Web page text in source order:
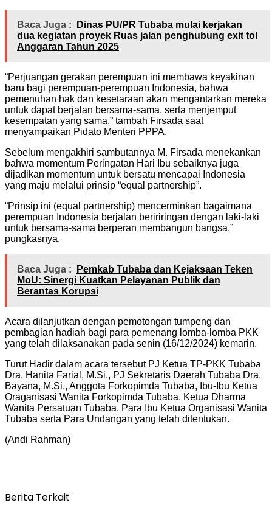
Baca Juga :
Dinas PU/PR Tubaba mulai kerjakan
dua kegiatan proyek Ruas jalan penghubung exit tol
Anggaran Tahun 2025
“Perjuangan gerakan perempuan ini membawa keyakinan
baru bagi perempuan-perempuan Indonesia, bahwa
pemenuhan hak dan kesetaraan akan mengantarkan mereka
untuk dapat berjalan bersama-sama, serta menjemput
kesempatan yang sama,” tambah Firsada saat
menyampaikan Pidato Menteri PPPA.
Sebelum mengakhiri sambutannya M. Firsada menekankan
bahwa momentum Peringatan Hari Ibu sebaiknya juga
dijadikan momentum untuk bersatu mencapai Indonesia
yang maju melalui prinsip “equal partnership”.
“Prinsip ini (equal partnership) mencerminkan bagaimana
perempuan Indonesia berjalan beririringan dengan laki-laki
untuk bersama-sama berperan membangun bangsa,”
pungkasnya.
Baca Juga :
Pemkab Tubaba dan Kejaksaan Teken
MoU: Sinergi Kuatkan Pelayanan Publik dan
Berantas Korupsi
Acara dilanjutkan dengan pemotongan tumpeng dan
pembagian hadiah bagi para pemenang lomba-lomba PKK
yang telah dilaksanakan pada senin (16/12/2024) kemarin.
Turut Hadir dalam acara tersebut PJ Ketua TP-PKK Tubaba
Dra. Hanita Farial, M.Si., PJ Sekretaris Daerah Tubaba Dra.
Bayana, M.Si., Anggota Forkopimda Tubaba, Ibu-Ibu Ketua
Oraganisasi Wanita Forkopimda Tubaba, Ketua Dharma
Wanita Persatuan Tubaba, Para Ibu Ketua Organisasi Wanita
Tubaba serta Para Undangan yang telah ditentukan.
(Andi Rahman)
Berita Terkait